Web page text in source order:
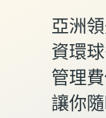
亞洲
資環
管理
讓你